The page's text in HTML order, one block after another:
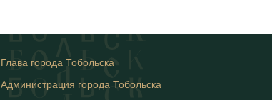
Глава города Тобольска
Администрация города Тобольска